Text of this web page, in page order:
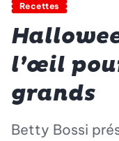
Recettes
l’œil
grands
Betty Bossi